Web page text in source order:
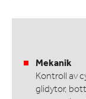
Mekanik
Kontroll av
glidytor,